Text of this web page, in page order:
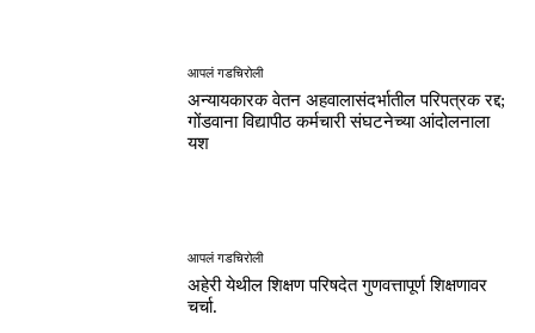
आपलं गडचिरोली
अन्यायकारक वेतन अहवालासंदर्भातील परिपत्रक रद्द;
गोंडवाना विद्यापीठ कर्मचारी संघटनेच्या आंदोलनाला
यश
आपलं गडचिरोली
अहेरी येथील शिक्षण परिषदेत गुणवत्तापूर्ण शिक्षणावर
चर्चा.